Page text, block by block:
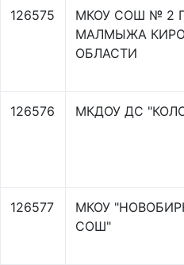
126575
МКОУ СОШ № 2
МАЛМЫЖА
ОБЛАСТИ
126576 МКДОУ ДС
126577
МКОУ
СОШ"